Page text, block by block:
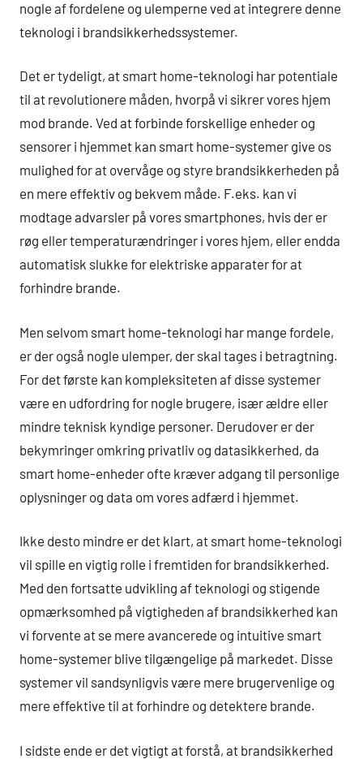
nogle af fordelene og ulemperne ved at integrere denne
teknologi i brandsikkerhedssystemer.
Det er tydeligt, at smart home-teknologi har potentiale
til at revolutionere måden, hvorpå vi sikrer vores hjem
mod brande. Ved at forbinde forskellige enheder og
sensorer i hjemmet kan smart home-systemer give os
mulighed for at overvåge og styre brandsikkerheden på
en mere effektiv og bekvem måde. F.eks. kan vi
modtage advarsler på vores smartphones, hvis der er
røg eller temperaturændringer i vores hjem, eller endda
automatisk slukke for elektriske apparater for at
forhindre brande.
Men selvom smart home-teknologi har mange fordele,
er der også nogle ulemper, der skal tages i betragtning.
For det første kan kompleksiteten af disse systemer
være en udfordring for nogle brugere, især ældre eller
mindre teknisk kyndige personer. Derudover er der
bekymringer omkring privatliv og datasikkerhed, da
smart home-enheder ofte kræver adgang til personlige
oplysninger og data om vores adfærd i hjemmet.
Ikke desto mindre er det klart, at smart home-teknologi
vil spille en vigtig rolle i fremtiden for brandsikkerhed.
Med den fortsatte udvikling af teknologi og stigende
opmærksomhed på vigtigheden af brandsikkerhed kan
vi forvente at se mere avancerede og intuitive smart
home-systemer blive tilgængelige på markedet. Disse
systemer vil sandsynligvis være mere brugervenlige og
mere effektive til at forhindre og detektere brande.
I sidste ende er det vigtigt at forstå, at brandsikkerhed